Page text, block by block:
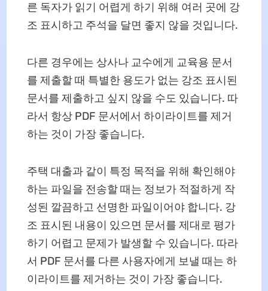
른 독자가 읽기 어렵게 하기 위해 여러 곳에 강
조 표시하고 주석을 달면 좋지 않을 것입니다.
다른 경우에는 상사나 교수에게 교육용 문서
를 제출할 때 특별한 용도가 없는 강조 표시된
문서를 제출하고 싶지 않을 수도 있습니다. 따
라서 항상 PDF 문서에서 하이라이트를 제거
하는 것이 가장 좋습니다.
주택 대출과 같이 특정 목적을 위해 확인해야
하는 파일을 전송할 때는 정보가 적절하게 작
성된 깔끔하고 선명한 파일이어야 합니다. 강
조 표시된 내용이 있으면 문서를 제대로 평가
하기 어렵고 문제가 발생할 수 있습니다. 따라
서 PDF 문서를 다른 사용자에게 보낼 때는 하
이라이트를 제거하는 것이 가장 좋습니다.